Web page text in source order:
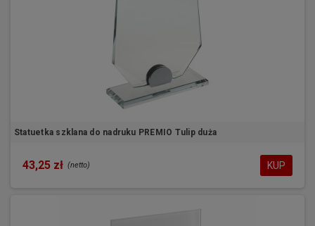
Statuetka szklana do nadruku PREMIO Tulip duża
43,25 zł (netto) KUP